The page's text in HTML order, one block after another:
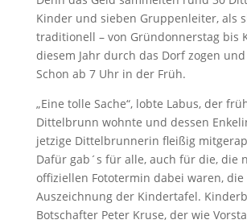
Kinder und sieben Gruppenleiter, als
traditionell – von Gründonnerstag bis
diesem Jahr durch das Dorf zogen
Schon ab 7 Uhr in der Früh.
„Eine tolle Sache“, lobte Labus, der
Dittelbrunn wohnte und dessen
jetzige Dittelbrunnerin fleißig
Dafür gab´s für alle, auch für die, die
offiziellen Fototermin dabei waren, die
Auszeichnung der Kindertafel.
Botschafter Peter Kruse, der wie